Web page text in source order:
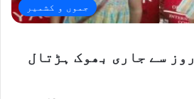
جموں و کشمیر
یاسین ملک نے 12روز سے جاری بھوک ہڑتال